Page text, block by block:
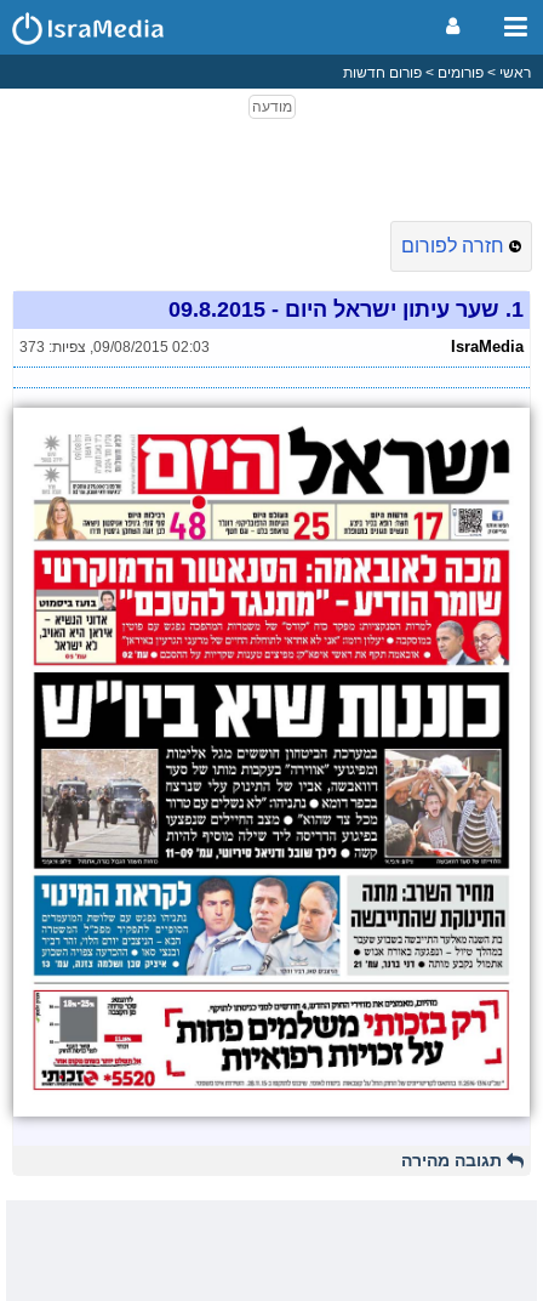
ראשי פורומים פורום חדשות
חזרה לפורום
1. שער עיתון ישראל היום - 09.8.2015
IsraMedia
09/08/2015 02:03
, צפיות: 373
תגובה מהירה